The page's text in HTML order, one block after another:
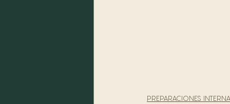
PREPARACIONES